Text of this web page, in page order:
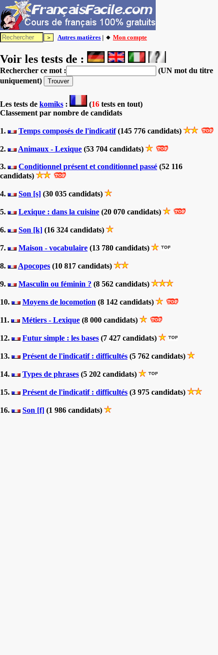
Autres matières | 🔸 Mon compte
Voir les tests de :
Rechercher ce mot :
(UN mot du titre
uniquement)
Les tests de komiks : (16 tests en tout)
Classement par nombre de candidats
1. Temps composés de l'indicatif(145 776 candidats)
2. Animaux - Lexique (53 704 candidats)
3. Conditionnel présent et conditionnel passé (52 116
candidats)
4. Son [s] (30 035 candidats)
5. Lexique : dans la cuisine (20 070 candidats)
6. Son [k] (16 324 candidats)
7. Maison - vocabulaire (13 780 candidats)
8. Apocopes (10 817 candidats)
9. Masculin ou féminin ? (8 562 candidats)
10. Moyens de locomotion (8 142 candidats)
11. Métiers - Lexique (8 000 candidats)
12. Futur simple : les bases (7 427 candidats)
13. Présent de l'indicatif : difficultés (5 762 candidats)
14. Types de phrases (5 202 candidats)
15. Présent de l'indicatif : difficultés (3 975 candidats)
16. Son [f] (1 986 candidats)